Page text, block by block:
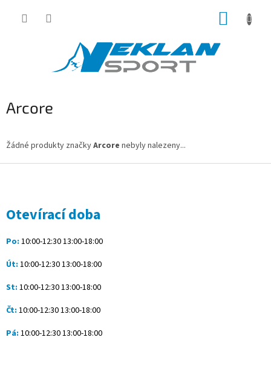
Arcore
Žádné produkty značkyArcore nebyly nalezeny...
Otevírací doba
Po: 10:00-12:30 13:00-18:00
Út: 10:00-12:30 13:00-18:00
St: 10:00-12:30 13:00-18:00
Čt: 10:00-12:30 13:00-18:00
Pá: 10:00-12:30 13:00-18:00